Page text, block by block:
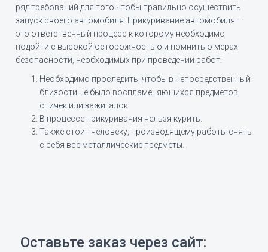
ряд требований для того чтобы правильно осуществить
запуск своего автомобиля. Прикуривание автомобиля —
это ответственный процесс к которому необходимо
подойти с высокой осторожностью и помнить о мерах
безопасности, необходимых при проведении работ:
Необходимо проследить, чтобы в непосредственный
близости не было воспламеняющихся предметов,
спичек или зажигалок.
В процессе прикуривания нельзя курить.
Также стоит человеку, производящему работы снять
с себя все металлические предметы.
Оставьте заказ через сайт: